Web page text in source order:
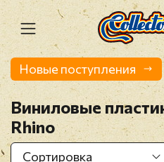
Новые поступления
Виниловые
Rhino